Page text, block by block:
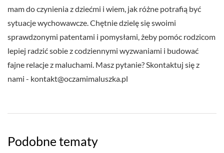
mam do czynienia z dziećmi i wiem, jak różne potrafią być
sytuacje wychowawcze. Chętnie dzielę się swoimi
sprawdzonymi patentami i pomysłami, żeby pomóc rodzicom
lepiej radzić sobie z codziennymi wyzwaniami i budować
fajne relacje z maluchami. Masz pytanie? Skontaktuj się z
nami - kontakt@oczamimaluszka.pl
Podobne tematy